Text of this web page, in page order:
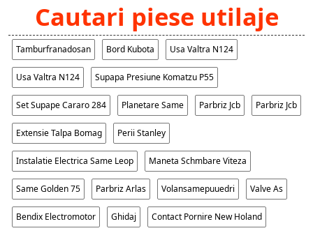
Cautari piese utilaje
Tamburfranadosan Bord Kubota Usa Valtra N124
Usa Valtra N124 Supapa Presiune Komatzu P55
Set Supape Cararo 284 Planetare Same Parbriz Jcb Parbriz Jcb
Extensie Talpa Bomag Perii Stanley
Instalatie Electrica Same Leop Maneta Schmbare Viteza
Same Golden 75 Parbriz Arlas Volansamepuuedri Valve As
Bendix Electromotor Ghidaj Contact Pornire New Holand